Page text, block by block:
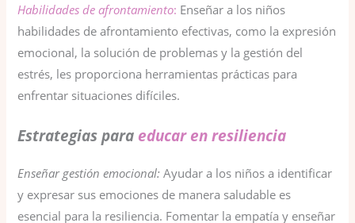
Habilidades de afrontamiento: Enseñar a los niños
habilidades de afrontamiento efectivas, como la expresión
emocional, la solución de problemas y la gestión del
estrés, les proporciona herramientas prácticas para
enfrentar situaciones difíciles.
Estrategias para educar en resiliencia
Enseñar gestión emocional:Ayudar a los niños a identificar
y expresar sus emociones de manera saludable es
esencial para la resiliencia. Fomentar la empatía y enseñar